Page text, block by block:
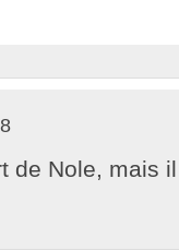
de Nole, mais